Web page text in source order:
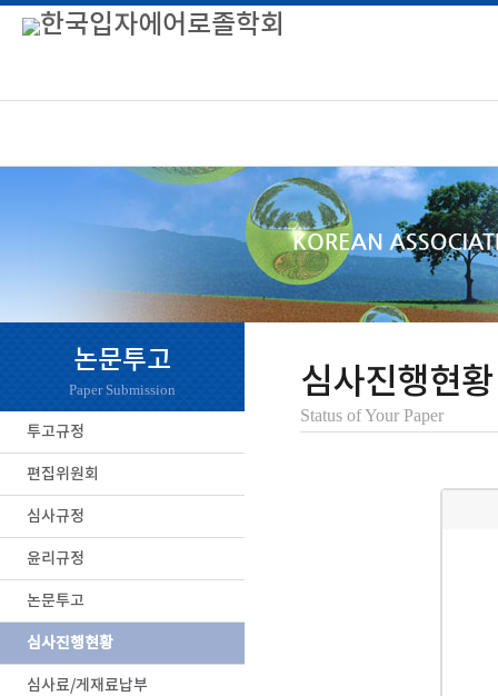
논문투고
Paper Submission
투고규정
편집위원회
심사규정
윤리규정
논문투고
심사진행현황
심사료/게재료납부
심사진행현황
Status of Your Paper